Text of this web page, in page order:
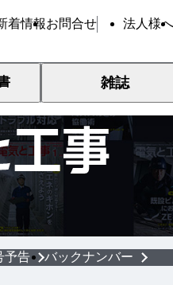
着情報お問合せ 法人様へ
雑誌
めの実務誌
予告 バックナンバー